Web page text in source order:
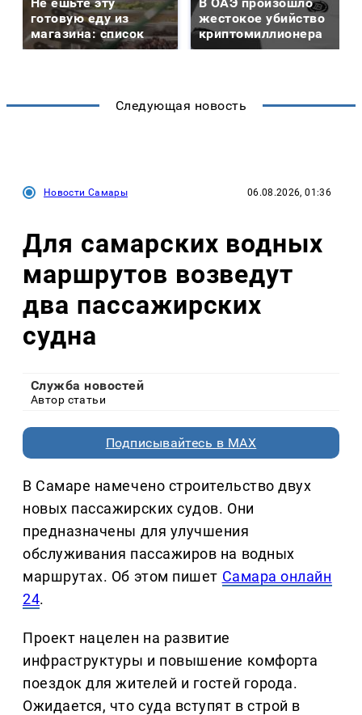
готовую еду из
магазина: список
жестокое убийство
криптомиллионера
Следующая новость
Новости Самары 06.08.2026, 01:36
Для самарских водных
маршрутов возведут
два пассажирских
судна
Служба новостей
Автор статьи
Подписывайтесь в MAX
В Самаре намечено строительство двух
новых пассажирских судов. Они
предназначены для улучшения
обслуживания пассажиров на водных
маршрутах. Об этом пишет Самара онлайн
24.
Проект нацелен на развитие
инфраструктуры и повышение комфорта
поездок для жителей и гостей города.
Ожидается, что суда вступят в строй в